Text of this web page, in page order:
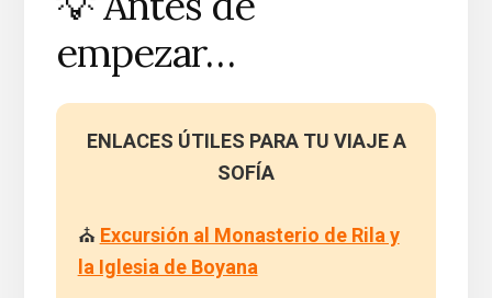
empezar…
ENLACES ÚTILES PARA TU VIAJE A
SOFÍA
⛪ Excursión al Monasterio de Rila y
la Iglesia de Boyana